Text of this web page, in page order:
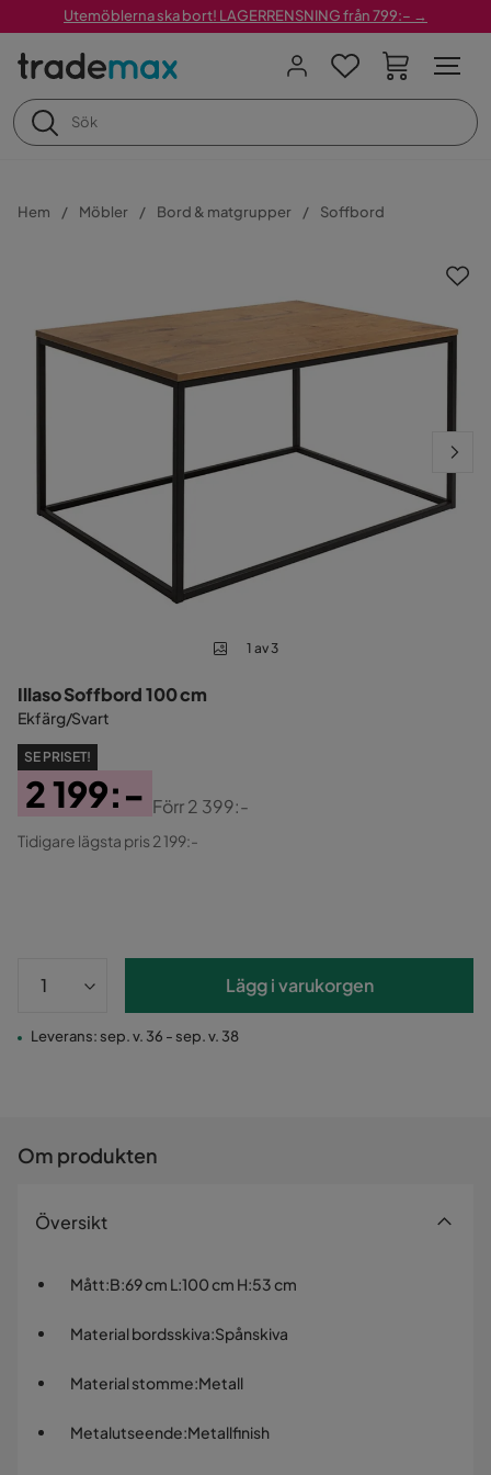
Utemöblerna ska bort! LAGERRENSNING från 799:– →
Hem Möbler Bord & matgrupper Soffbord
1 av 3
Illaso Soffbord 100 cm
Ekfärg/Svart
SE PRISET!
Pris
2 199:-
Original
Förr2 399:-
Tidigare lägsta pris 2 199:-
Lägg i varukorgen
Leverans: sep. v. 36 - sep. v. 38
Om produkten
Översikt
Mått:B:69 cm L:100 cm H:53 cm
Material bordsskiva:Spånskiva
Material stomme:Metall
Metalutseende:Metallfinish